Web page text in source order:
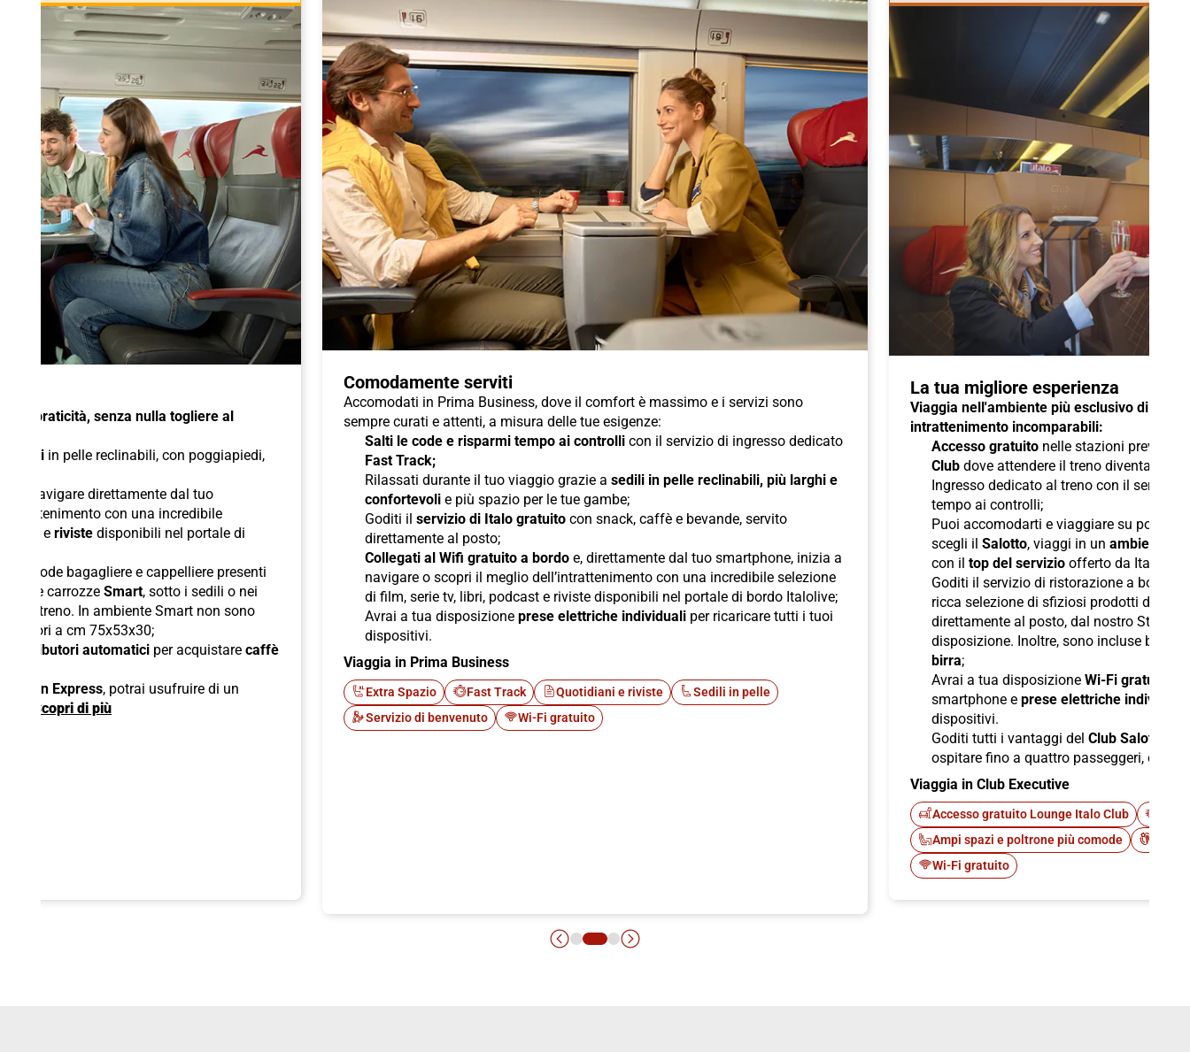
e praticità, senza nulla togliere al
sedili in pelle reclinabili, con poggiapiedi,
per navigare direttamente dal tuo
con una incredibile
e riviste disponibili nel portale di
comode bagagliere e cappelliere presenti
nelle carrozze Smart, sotto i sedili o nei
del treno. In ambiente Smart non sono
a cm 75x53x30;
distributori automatici per acquistare caffè
Express, potrai usufruire di un
Scopri di più
Comodamente serviti
Accomodati in Prima Business, dove il comfort è massimo e i servizi sono
sempre curati e attenti, a misura delle tue esigenze:
Salti le code e risparmi tempo ai controlli con il servizio di ingresso dedicato
Fast Track;
Rilassati durante il tuo viaggio grazie a sedili in pelle reclinabili, più larghi e
confortevoli e più spazio per le tue gambe;
Goditi il servizio di Italo gratuito con snack, caffè e bevande, servito
direttamente al posto;
Collegati al Wifi gratuito a bordo e, direttamente dal tuo smartphone, inizia a
navigare o scopri il meglio dell’intrattenimento con una incredibile selezione
di film, serie tv, libri, podcast e riviste disponibili nel portale di bordo Italolive;
Avrai a tua disposizione prese elettriche individuali per ricaricare tutti i tuoi
dispositivi.
Viaggia in Prima Business
Extra Spazio Fast Track Quotidiani e riviste
Sedili in pelle
Servizio di benvenuto
Wi-Fi gratuito
La tua migliore esperienza
Viaggia nell'ambiente più esclusivo di Italo
intrattenimento incomparabili:
Accesso gratuito nelle stazioni previste
Club dove attendere il treno diventa un
Ingresso dedicato al treno con il servizio
tempo ai controlli;
Puoi accomodarti e viaggiare su poltrone
scegli il Salotto, viaggi in un ambiente
con il top del servizio offerto da Italo;
Goditi il servizio di ristorazione a bordo
ricca selezione di sfiziosi prodotti di
direttamente al posto, dal nostro Staff di
disposizione. Inoltre, sono incluse
birra;
Avrai a tua disposizione Wi-Fi gratuito
smartphone e prese elettriche individuali
dispositivi.
Goditi tutti i vantaggi del Club Salotto
ospitare fino a quattro passeggeri,
Viaggia in Club Executive
Accesso gratuito Lounge Italo Club
Ampi spazi e poltrone più comode
Wi-Fi gratuito